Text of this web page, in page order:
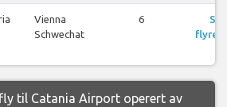
Vienna
Schwechat
6
Se
til Catania Airport operert av